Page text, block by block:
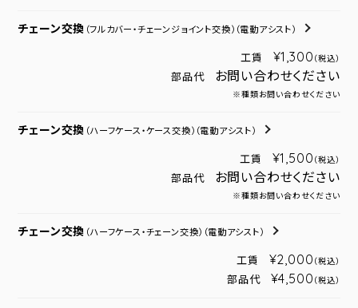
チェーン交換 （フルカバー・チェーンジョイント交換） （電動アシスト）
工賃 ¥1,300 （税込）
部品代 お問い合わせください
※種類お問い合わせください
チェーン交換 （ハーフケース・ケース交換） （電動アシスト）
工賃 ¥1,500 （税込）
部品代 お問い合わせください
※種類お問い合わせください
チェーン交換 （ハーフケース・チェーン交換） （電動アシスト）
工賃 ¥2,000 （税込）
部品代 ¥4,500 （税込）